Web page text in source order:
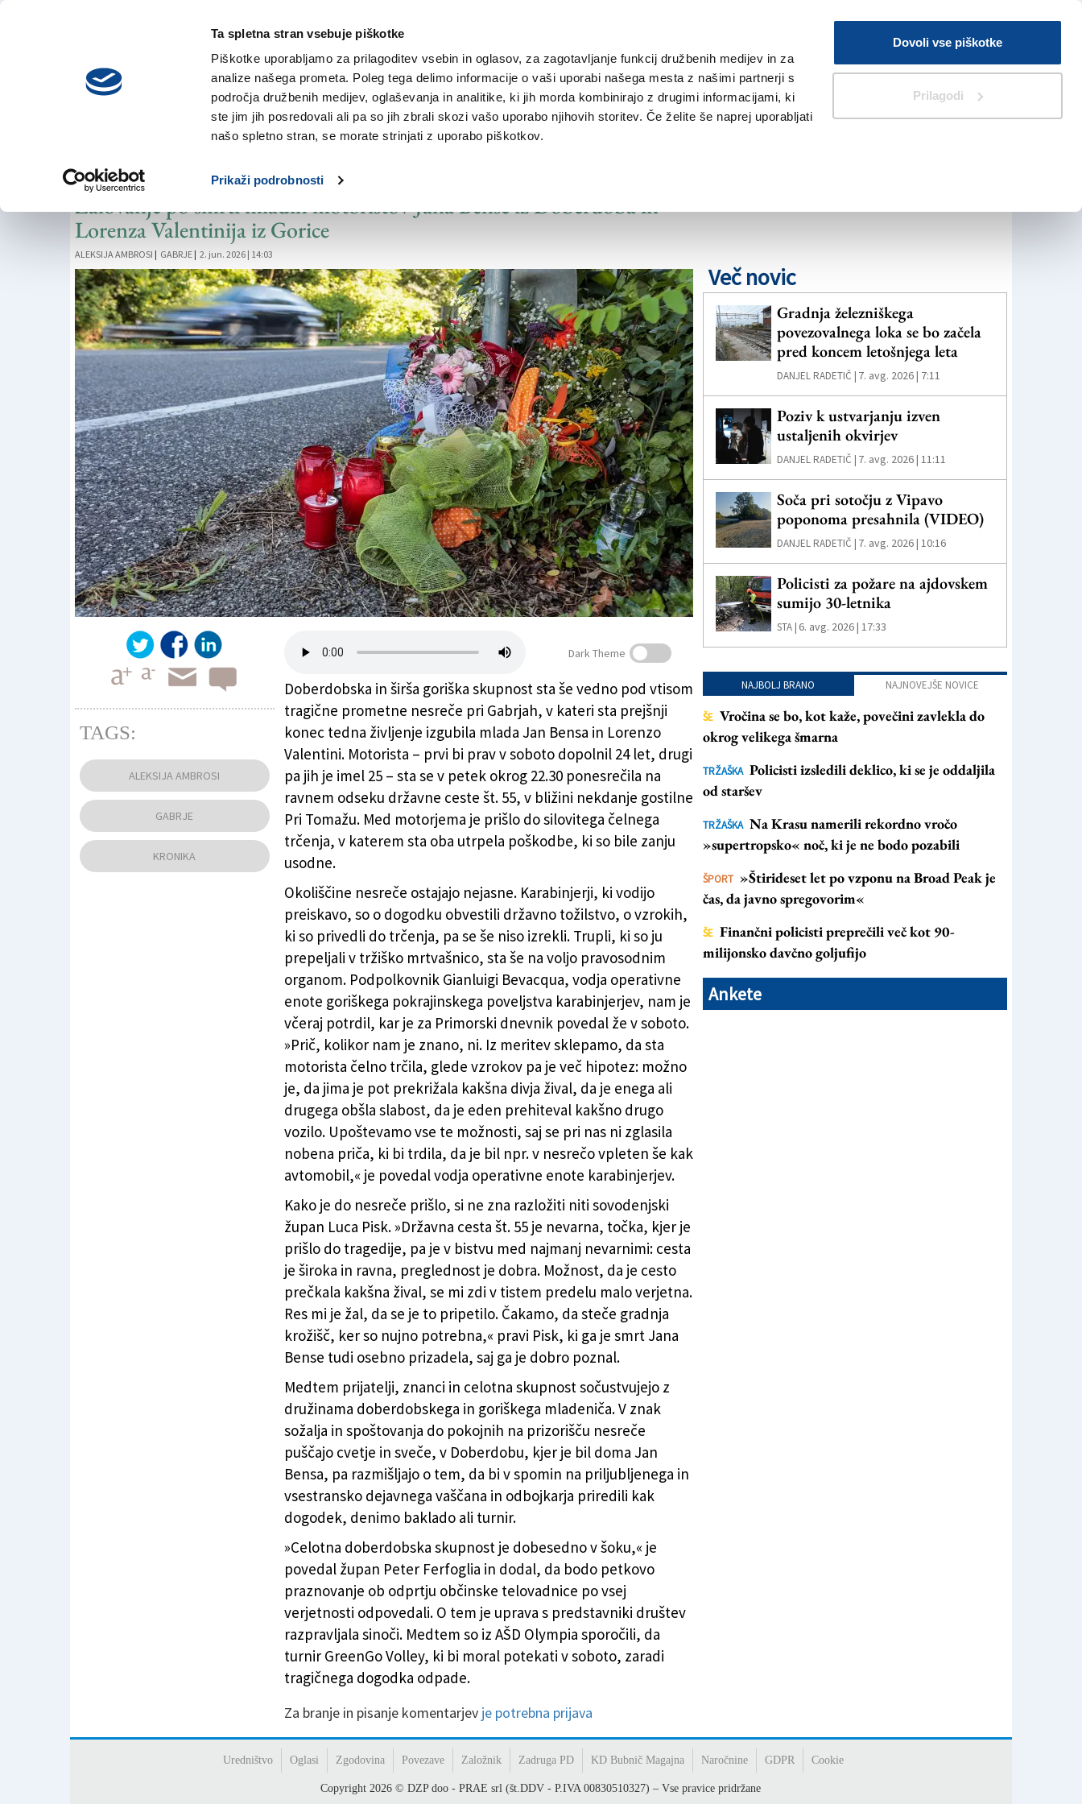
Ta spletna stran vsebuje piškotke
Piškotke uporabljamo za prilagoditev vsebin in oglasov, za zagotavljanje funkcij družbenih medijev in za
analize našega prometa. Poleg tega delimo informacije o vaši uporabi našega mesta z našimi partnerji s
področja družbenih medijev, oglaševanja in analitike, ki jih morda kombinirajo z drugimi informacijami, ki
ste jim jih posredovali ali pa so jih zbrali skozi vašo uporabo njihovih storitev. Če želite še naprej uporabljati
našo spletno stran, se morate strinjati z uporabo piškotkov.
Prikaži podrobnosti
Dovoli vse piškotke
Prilagodi
sobota,
8. avgusta 2026
V Kioskih
Iskanje
NOVICE TRŽAŠKA GORIŠKA KULTURA ŠPORT ŠE
»Celotna skupnost je v šoku«
Žalovanje po smrti mladih motoristov Jana Bense iz Doberdoba in
Lorenza Valentinija iz Gorice
ALEKSIJA AMBROSI | GABRJE | 2. jun. 2026 | 14:03
Cvetje in sveče na kraju petkovega strahovitega trčenja (TIBALDI)(Daniele Tibaldi)
Dark Theme
Doberdobska in širša goriška skupnost sta še vedno pod vtisom
tragične prometne nesreče pri Gabrjah, v kateri sta prejšnji
konec tedna življenje izgubila mlada Jan Bensa in Lorenzo
Valentini. Motorista – prvi bi prav v soboto dopolnil 24 let, drugi
pa jih je imel 25 – sta se v petek okrog 22.30 ponesrečila na
ravnem odseku državne ceste št. 55, v bližini nekdanje gostilne
Pri Tomažu. Med motorjema je prišlo do silovitega čelnega
trčenja, v katerem sta oba utrpela poškodbe, ki so bile zanju
usodne.
Okoliščine nesreče ostajajo nejasne. Karabinjerji, ki vodijo
preiskavo, so o dogodku obvestili državno tožilstvo, o vzrokih,
ki so privedli do trčenja, pa se še niso izrekli. Trupli, ki so ju
prepeljali v tržiško mrtvašnico, sta še na voljo pravosodnim
organom. Podpolkovnik Gianluigi Bevacqua, vodja operativne
enote goriškega pokrajinskega poveljstva karabinjerjev, nam je
včeraj potrdil, kar je za Primorski dnevnik povedal že v soboto.
»Prič, kolikor nam je znano, ni. Iz meritev sklepamo, da sta
motorista čelno trčila, glede vzrokov pa je več hipotez: možno
je, da jima je pot prekrižala kakšna divja žival, da je enega ali
drugega obšla slabost, da je eden prehiteval kakšno drugo
vozilo. Upoštevamo vse te možnosti, saj se pri nas ni zglasila
nobena priča, ki bi trdila, da je bil npr. v nesrečo vpleten še kak
avtomobil,« je povedal vodja operativne enote karabinjerjev.
Kako je do nesreče prišlo, si ne zna razložiti niti sovodenjski
župan Luca Pisk. »Državna cesta št. 55 je nevarna, točka, kjer je
prišlo do tragedije, pa je v bistvu med najmanj nevarnimi: cesta
je široka in ravna, preglednost je dobra. Možnost, da je cesto
prečkala kakšna žival, se mi zdi v tistem predelu malo verjetna.
Res mi je žal, da se je to pripetilo. Čakamo, da steče gradnja
krožišč, ker so nujno potrebna,« pravi Pisk, ki ga je smrt Jana
Bense tudi osebno prizadela, saj ga je dobro poznal.
Medtem prijatelji, znanci in celotna skupnost sočustvujejo z
družinama doberdobskega in goriškega mladeniča. V znak
sožalja in spoštovanja do pokojnih na prizorišču nesreče
puščajo cvetje in sveče, v Doberdobu, kjer je bil doma Jan
Bensa, pa razmišljajo o tem, da bi v spomin na priljubljenega in
vsestransko dejavnega vaščana in odbojkarja priredili kak
dogodek, denimo baklado ali turnir.
»Celotna doberdobska skupnost je dobesedno v šoku,« je
povedal župan Peter Ferfoglia in dodal, da bodo petkovo
praznovanje ob odprtju občinske telovadnice po vsej
verjetnosti odpovedali. O tem je uprava s predstavniki društev
razpravljala sinoči. Medtem so iz AŠD Olympia sporočili, da
turnir GreenGo Volley, ki bi moral potekati v soboto, zaradi
tragičnega dogodka odpade.
Za branje in pisanje komentarjev je potrebna prijava
TAGS:
ALEKSIJA AMBROSI
GABRJE
KRONIKA
Več novic
Gradnja železniškega
povezovalnega loka se bo začela
pred koncem letošnjega leta
DANJEL RADETIČ | 7. avg. 2026 | 7:11
Poziv k ustvarjanju izven
ustaljenih okvirjev
DANJEL RADETIČ | 7. avg. 2026 | 11:11
Soča pri sotočju z Vipavo
poponoma presahnila (VIDEO)
DANJEL RADETIČ | 7. avg. 2026 | 10:16
Policisti za požare na ajdovskem
sumijo 30-letnika
STA | 6. avg. 2026 | 17:33
NAJBOLJ BRANO NAJNOVEJŠE NOVICE
ŠE Vročina se bo, kot kaže, povečini zavlekla do
okrog velikega šmarna
TRŽAŠKA Policisti izsledili deklico, ki se je oddaljila
od staršev
TRŽAŠKA Na Krasu namerili rekordno vročo
»supertropsko« noč, ki je ne bodo pozabili
ŠPORT »Štirideset let po vzponu na Broad Peak je
čas, da javno spregovorim«
ŠE Finančni policisti preprečili več kot 90-
milijonsko davčno goljufijo
Ankete
Uredništvo Oglasi Zgodovina Povezave Založnik Zadruga PD KD Bubnič Magajna Naročnine GDPR Cookie
Copyright2026 © DZP doo - PRAE srl (št.DDV - P.IVA 00830510327) – Vse pravice pridržane